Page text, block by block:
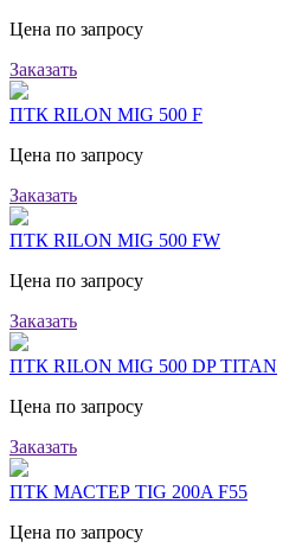
Цена по запросу
Заказать
ПТК RILON MIG 500 F
Цена по запросу
Заказать
ПТК RILON MIG 500 FW
Цена по запросу
Заказать
ПТК RILON MIG 500 DP TITAN
Цена по запросу
Заказать
ПТК МАСТЕР TIG 200A F55
Цена по запросу